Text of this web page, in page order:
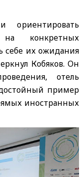
на конкретных
себе их ожидания
Кобяков. Он
отель
пример
иностранных